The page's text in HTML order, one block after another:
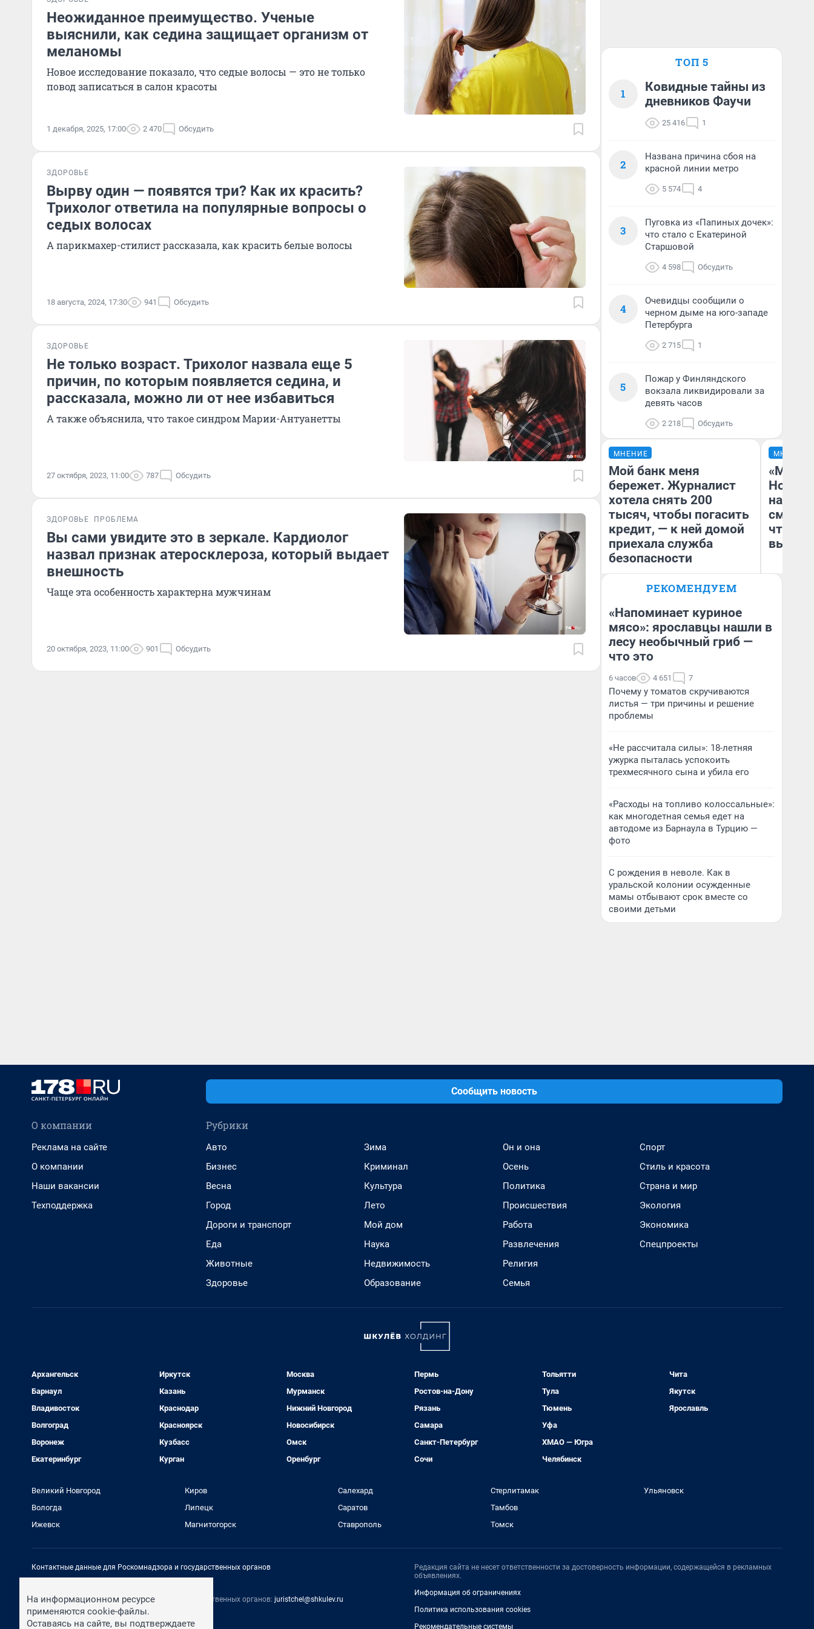
Неожиданное преимущество. Ученые
выяснили, как седина защищает организм от
меланомы
Новое исследование показало, что седые волосы — это не только
повод записаться в салон красоты
1 декабря, 2025, 17:00 2 470 Обсудить
ЗДОРОВЬЕ
Вырву один — появятся три? Как их красить?
Трихолог ответила на популярные вопросы о
седых волосах
А парикмахер-стилист рассказала, как красить белые волосы
18 августа, 2024, 17:30 941 Обсудить
ЗДОРОВЬЕ
Не только возраст. Трихолог назвала еще 5
причин, по которым появляется седина, и
рассказала, можно ли от нее избавиться
А также объяснила, что такое синдром Марии-Антуанетты
27 октября, 2023, 11:00 787 Обсудить
ЗДОРОВЬЕ ПРОБЛЕМА
Вы сами увидите это в зеркале. Кардиолог
назвал признак атеросклероза, который выдает
внешность
Чаще эта особенность характерна мужчинам
20 октября, 2023, 11:00 901 Обсудить
ТОП 5
1
Ковидные тайны из
дневников Фаучи
25 416 1
2
Названа причина сбоя на
красной линии метро
5 574 4
3
Пуговка из «Папиных дочек»:
что стало с Екатериной
Старшовой
4 598 Обсудить
4
Очевидцы сообщили о
черном дыме на юго-западе
Петербурга
2 715 1
5
Пожар у Финляндского
вокзала ликвидировали за
девять часов
2 218 Обсудить
МНЕНИЕ
Мой банк меня
бережет. Журналист
хотела снять 200
тысяч, чтобы погасить
кредит, — к ней домой
приехала служба
безопасности
Ксения Владимирская
МНЕНИЕ
«Мы
чтобы
РЕКОМЕНДУЕМ
«Напоминает куриное
мясо»: ярославцы нашли в
лесу необычный гриб —
что это
6 часов 4 651 7
Почему у томатов скручиваются
листья — три причины и решение
проблемы
«Не рассчитала силы»: 18-летняя
ужурка пыталась успокоить
трехмесячного сына и убила его
«Расходы на топливо колоссальные»:
как многодетная семья едет на
автодоме из Барнаула в Турцию —
фото
С рождения в неволе. Как в
уральской колонии осужденные
мамы отбывают срок вместе со
своими детьми
Сообщить новость
О компании
Реклама на сайте
О компании
Наши вакансии
Техподдержка
Рубрики
Авто
Бизнес
Весна
Город
Дороги и транспорт
Еда
Животные
Здоровье
Зима
Криминал
Культура
Лето
Мой дом
Наука
Недвижимость
Образование
Он и она
Осень
Политика
Происшествия
Работа
Развлечения
Религия
Семья
Спорт
Стиль и красота
Страна и мир
Экология
Экономика
Спецпроекты
Архангельск
Барнаул
Владивосток
Волгоград
Воронеж
Екатеринбург
Иркутск
Казань
Краснодар
Красноярск
Кузбасс
Курган
Москва
Мурманск
Нижний Новгород
Новосибирск
Омск
Оренбург
Пермь
Ростов-на-Дону
Рязань
Самара
Санкт-Петербург
Сочи
Тольятти
Тула
Тюмень
Уфа
ХМАО — Югра
Челябинск
Чита
Якутск
Ярославль
Великий Новгород
Вологда
Ижевск
Киров
Липецк
Магнитогорск
Салехард
Саратов
Ставрополь
Стерлитамак
Тамбов
Томск
Ульяновск
Контактные данные для Роскомнадзора и государственных органов
Контактные данные для Роскомнадзора и государственных органов: juristchel@shkulev.ru
Техподдержка: help@shkulev.ru
Редакция сайта не несет ответственности за достоверность информации, содержащейся в рекламных
объявлениях.
Информация об ограничениях
Политика использования cookies
Рекомендательные системы
На информационном ресурсе
применяются cookie-файлы.
Оставаясь на сайте, вы подтверждаете